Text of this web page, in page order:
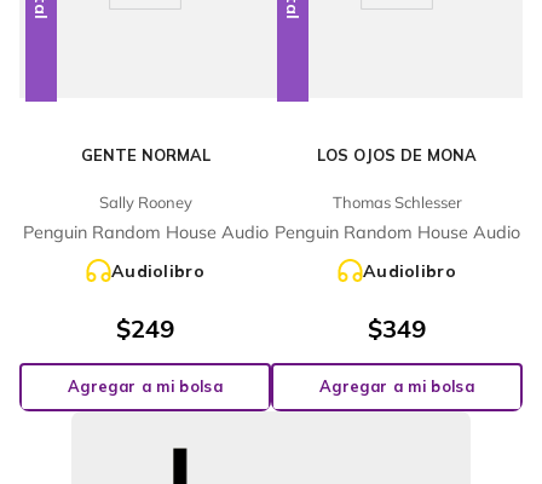
GENTE NORMAL
Sally Rooney
Penguin Random House Audio
Audiolibro
$249
Agregar a mi bolsa
LOS OJOS DE MONA
Thomas Schlesser
Penguin Random House Audio
Audiolibro
$349
Agregar a mi bolsa